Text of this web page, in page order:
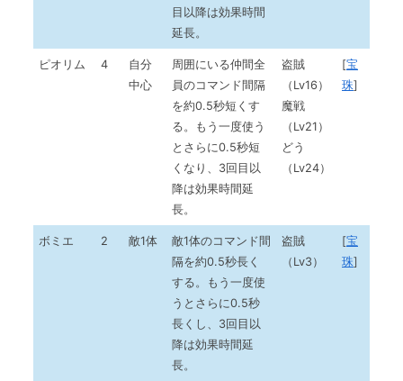
目以降は効果時間
延長。
ピオリム 4
自分
中心
周囲にいる仲間全
員のコマンド間隔
を約0.5秒短くす
る。もう一度使う
とさらに0.5秒短
くなり、3回目以
降は効果時間延
長。
盗賊
（Lv16）
魔戦
（Lv21）
どう
（Lv24）
[宝
珠]
ボミエ 2 敵1体
敵1体のコマンド間
隔を約0.5秒長く
する。もう一度使
うとさらに0.5秒
長くし、3回目以
降は効果時間延
長。
盗賊
（Lv3）
[宝
珠]